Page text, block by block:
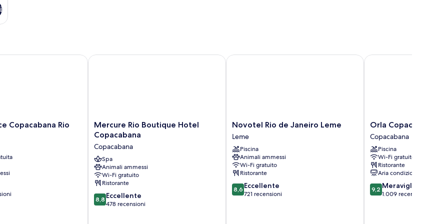
Copacabana Rio
Rio
Mercure
Rio
Boutique
Hotel
Copacabana
Copacabana
Mercure Rio Boutique Hotel
Copacabana
Copacabana
Spa
Animali ammessi
Wi-Fi gratuito
Ristorante
8.8
su
8,8 Eccellente
478 recensioni
Mercure Rio Boutique Hotel Copacabana
Novotel
Rio
de
Janeiro
Leme
Leme
Novotel Rio de Janeiro Leme
Leme
Piscina
Animali ammessi
Wi-Fi gratuito
Ristorante
8.6
su
8,6 Eccellente
721 recensioni
Novotel Rio de Janeiro Leme
Orla
Copacabana
Hotel
Copacabana
Orla Copacabana
Copacabana
Piscina
Wi-Fi gratuito
Ristorante
Aria condizionata
9.2
su
9,2 Meraviglioso
1.009 recensioni
Orla Copacabana Hotel